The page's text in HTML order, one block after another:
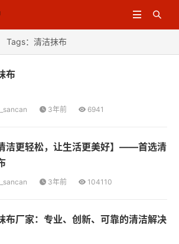


Tags：清洁抹布
布
3年前 6941
清洁更轻松，让生活更美好】——首选清
3年前 104110
布厂家：专业、创新、可靠的清洁解决